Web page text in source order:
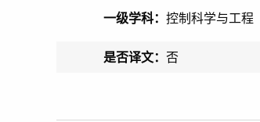
一级学科： 控制科学与工程
是否译文： 否